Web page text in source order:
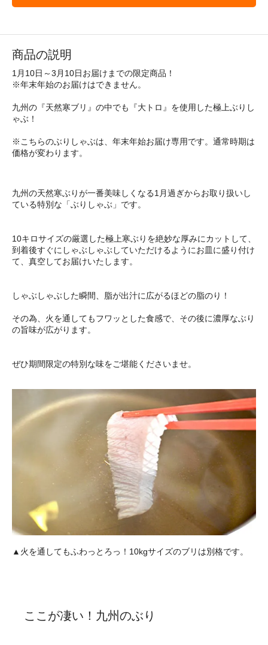
商品の説明
1月10日～3月10日お届けまでの限定商品！
※年末年始のお届けはできません。
九州の『天然寒ブリ』の中でも『大トロ』を使用した極上ぶりし
ゃぶ！
※こちらのぶりしゃぶは、年末年始お届け専用です。通常時期は
価格が変わります。
九州の天然寒ぶりが一番美味しくなる1月過ぎからお取り扱いし
ている特別な「ぶりしゃぶ」です。
10キロサイズの厳選した極上寒ぶりを絶妙な厚みにカットして、
到着後すぐにしゃぶしゃぶしていただけるようにお皿に盛り付け
て、真空してお届けいたします。
しゃぶしゃぶした瞬間、脂が出汁に広がるほどの脂のり！
その為、火を通してもフワッとした食感で、その後に濃厚なぶり
の旨味が広がります。
ぜひ期間限定の特別な味をご堪能くださいませ。
▲火を通してもふわっとろっ！10kgサイズのブリは別格です。
ここが凄い！九州のぶり